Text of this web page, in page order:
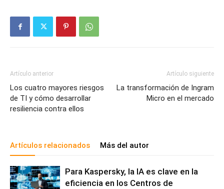
Artículo anterior
Los cuatro mayores riesgos
de TI y cómo desarrollar
resiliencia contra ellos
Artículo siguiente
La transformación de Ingram
Micro en el mercado
Artículos relacionados Más del autor
Para Kaspersky, la IA es clave en la
eficiencia en los Centros de